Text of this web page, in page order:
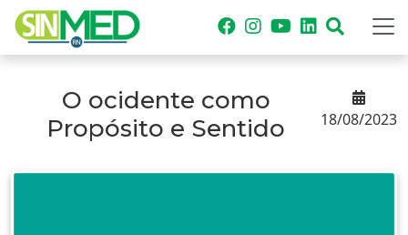
O ocidente como
Propósito e Sentido
18/08/2023